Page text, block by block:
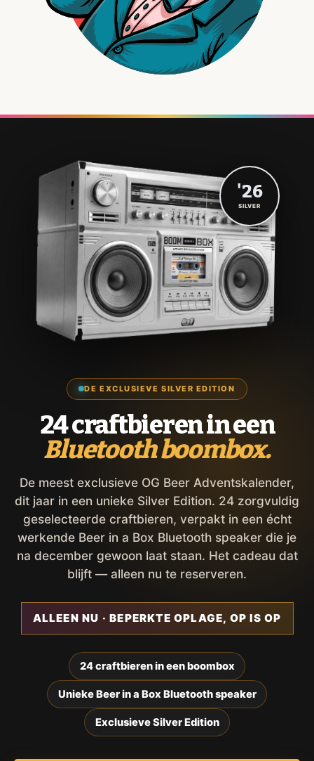
DE EXCLUSIEVE SILVER EDITION
24 craftbieren in een
Bluetooth boombox.
De meest exclusieve OG Beer Adventskalender,
dit jaar in een unieke Silver Edition. 24 zorgvuldig
geselecteerde craftbieren, verpakt in een écht
werkende Beer in a Box Bluetooth speaker die je
na december gewoon laat staan. Het cadeau dat
blijft — alleen nu te reserveren.
ALLEEN NU · BEPERKTE OPLAGE, OP IS OP
24 craftbieren in een boombox
Unieke Beer in a Box Bluetooth speaker
Exclusieve Silver Edition
'26
SILVER